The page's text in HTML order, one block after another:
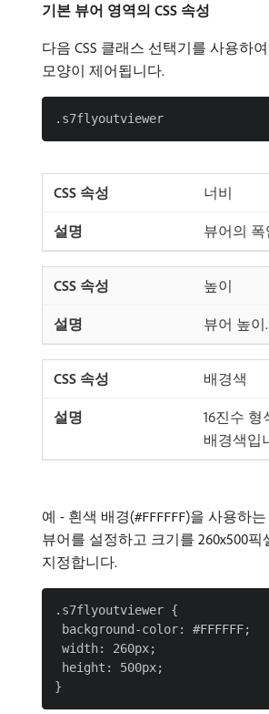
기본 뷰어 영역의 CSS 속성
다음 CSS 클래스 선택기를 사용하
모양이 제어됩니다.
너비
뷰어의 폭
높이
뷰어 높이.
배경색
16진수 형
배경색입
예 - 흰색 배경(#FFFFFF)을 사용하
뷰어를 설정하고 크기를 260x500픽
지정합니다.
.s7flyoutviewer {
background-color: #FFFFFF;
width: 260px;
height: 500px;